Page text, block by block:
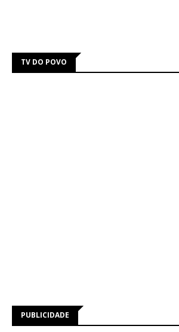
TV DO POVO
PUBLICIDADE